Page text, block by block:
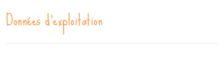
Données d'exploitation